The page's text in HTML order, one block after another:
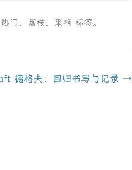
热门 、 荔枝、 采摘 标签。
德格夫：回归书写与记录 →